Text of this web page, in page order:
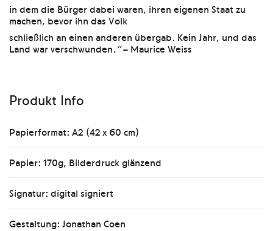
in dem die Bürger dabei waren, ihren eigenen Staat zu
machen, bevor ihn das Volk
schließlich an einen anderen übergab. Kein Jahr, und das
Land war verschwunden.“– Maurice Weiss
Produkt Info
Papierformat: A2 (42 x 60 cm)
Papier: 170g, Bilderdruck glänzend
Signatur: digital signiert
Gestaltung: Jonathan Coen